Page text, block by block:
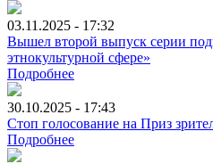
03.11.2025 - 17:32
Вышел второй выпуск серии
этнокультурной сфере»
Подробнее
30.10.2025 - 17:43
Стоп голосование на Приз
Подробнее